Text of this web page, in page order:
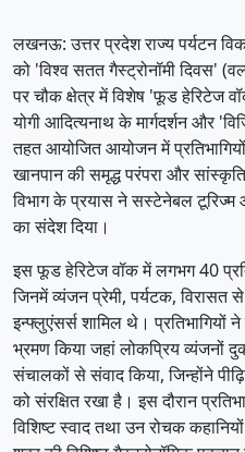
लखनऊ: उत्तर प्रदेश राज्य पर्यटन
को 'विश्व सतत गैस्ट्रोनॉमी दिवस'
पर चौक क्षेत्र में विशेष 'फूड हेरिटेज
योगी आदित्यनाथ के मार्गदर्शन और
तहत आयोजित आयोजन में
खानपान की समृद्ध परंपरा और
विभाग के प्रयास ने सस्टेनेबल टूरिज्म
का संदेश दिया।
इस फूड हेरिटेज वॉक में लगभग 40
जिनमें व्यंजन प्रेमी, पर्यटक,
इन्फ्लुएंसर्स शामिल थे। प्रतिभागियों
भ्रमण किया जहां लोकप्रिय व्यंजनों
संचालकों से संवाद किया, जिन्होंने
को संरक्षित रखा है। इस दौरान
विशिष्ट स्वाद तथा उन रोचक